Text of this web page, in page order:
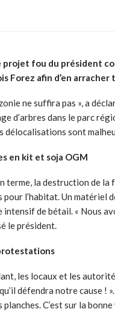
projet fou du président
Forez afin d’en arracher
ne suffira pas », a
d’arbres dans le parc
délocalisations sont
en kit et soja OGM
terme, la destruction de la
pour l’habitat. Un matériel
intensif de bétail. « Nous
le président.
les locaux et les
défendra notre cause !
planches. C’est sur la